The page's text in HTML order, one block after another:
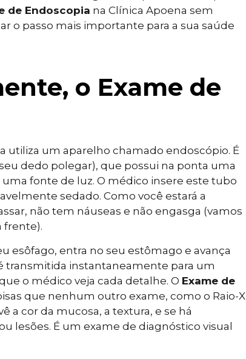
de Endoscopia na Clínica Apoena sem
o passo mais importante para a sua saúde
o Exame de
utiliza um aparelho chamado endoscópio. É
dedo polegar), que possui na ponta uma
fonte de luz. O médico insere este tubo
sedado. Como você estará a
não tem náuseas e não engasga (vamos
frente).
esôfago, entra no seu estômago e avança
transmitida instantaneamente para um
o médico veja cada detalhe. O Exame de
que nenhum outro exame, como o Raio-X
a cor da mucosa, a textura, e se há
lesões. É um exame de diagnóstico visual